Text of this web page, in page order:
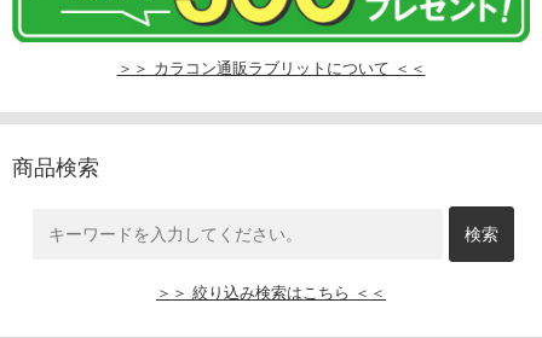
＞＞ カラコン通販ラブリットについて ＜＜
商品検索
＞＞ 絞り込み検索はこちら ＜＜